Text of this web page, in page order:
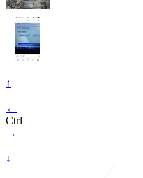
↑
←
Ctrl
→
↓